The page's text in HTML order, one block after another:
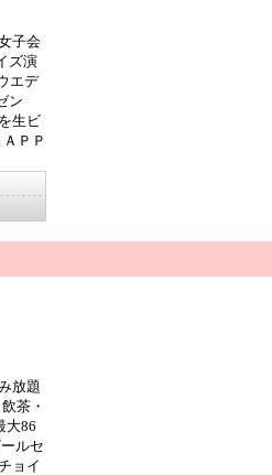
子会
ズ演
エデ
ン
生ビ
ＰＰ
放題
茶・
大86
ルセ
ョイ